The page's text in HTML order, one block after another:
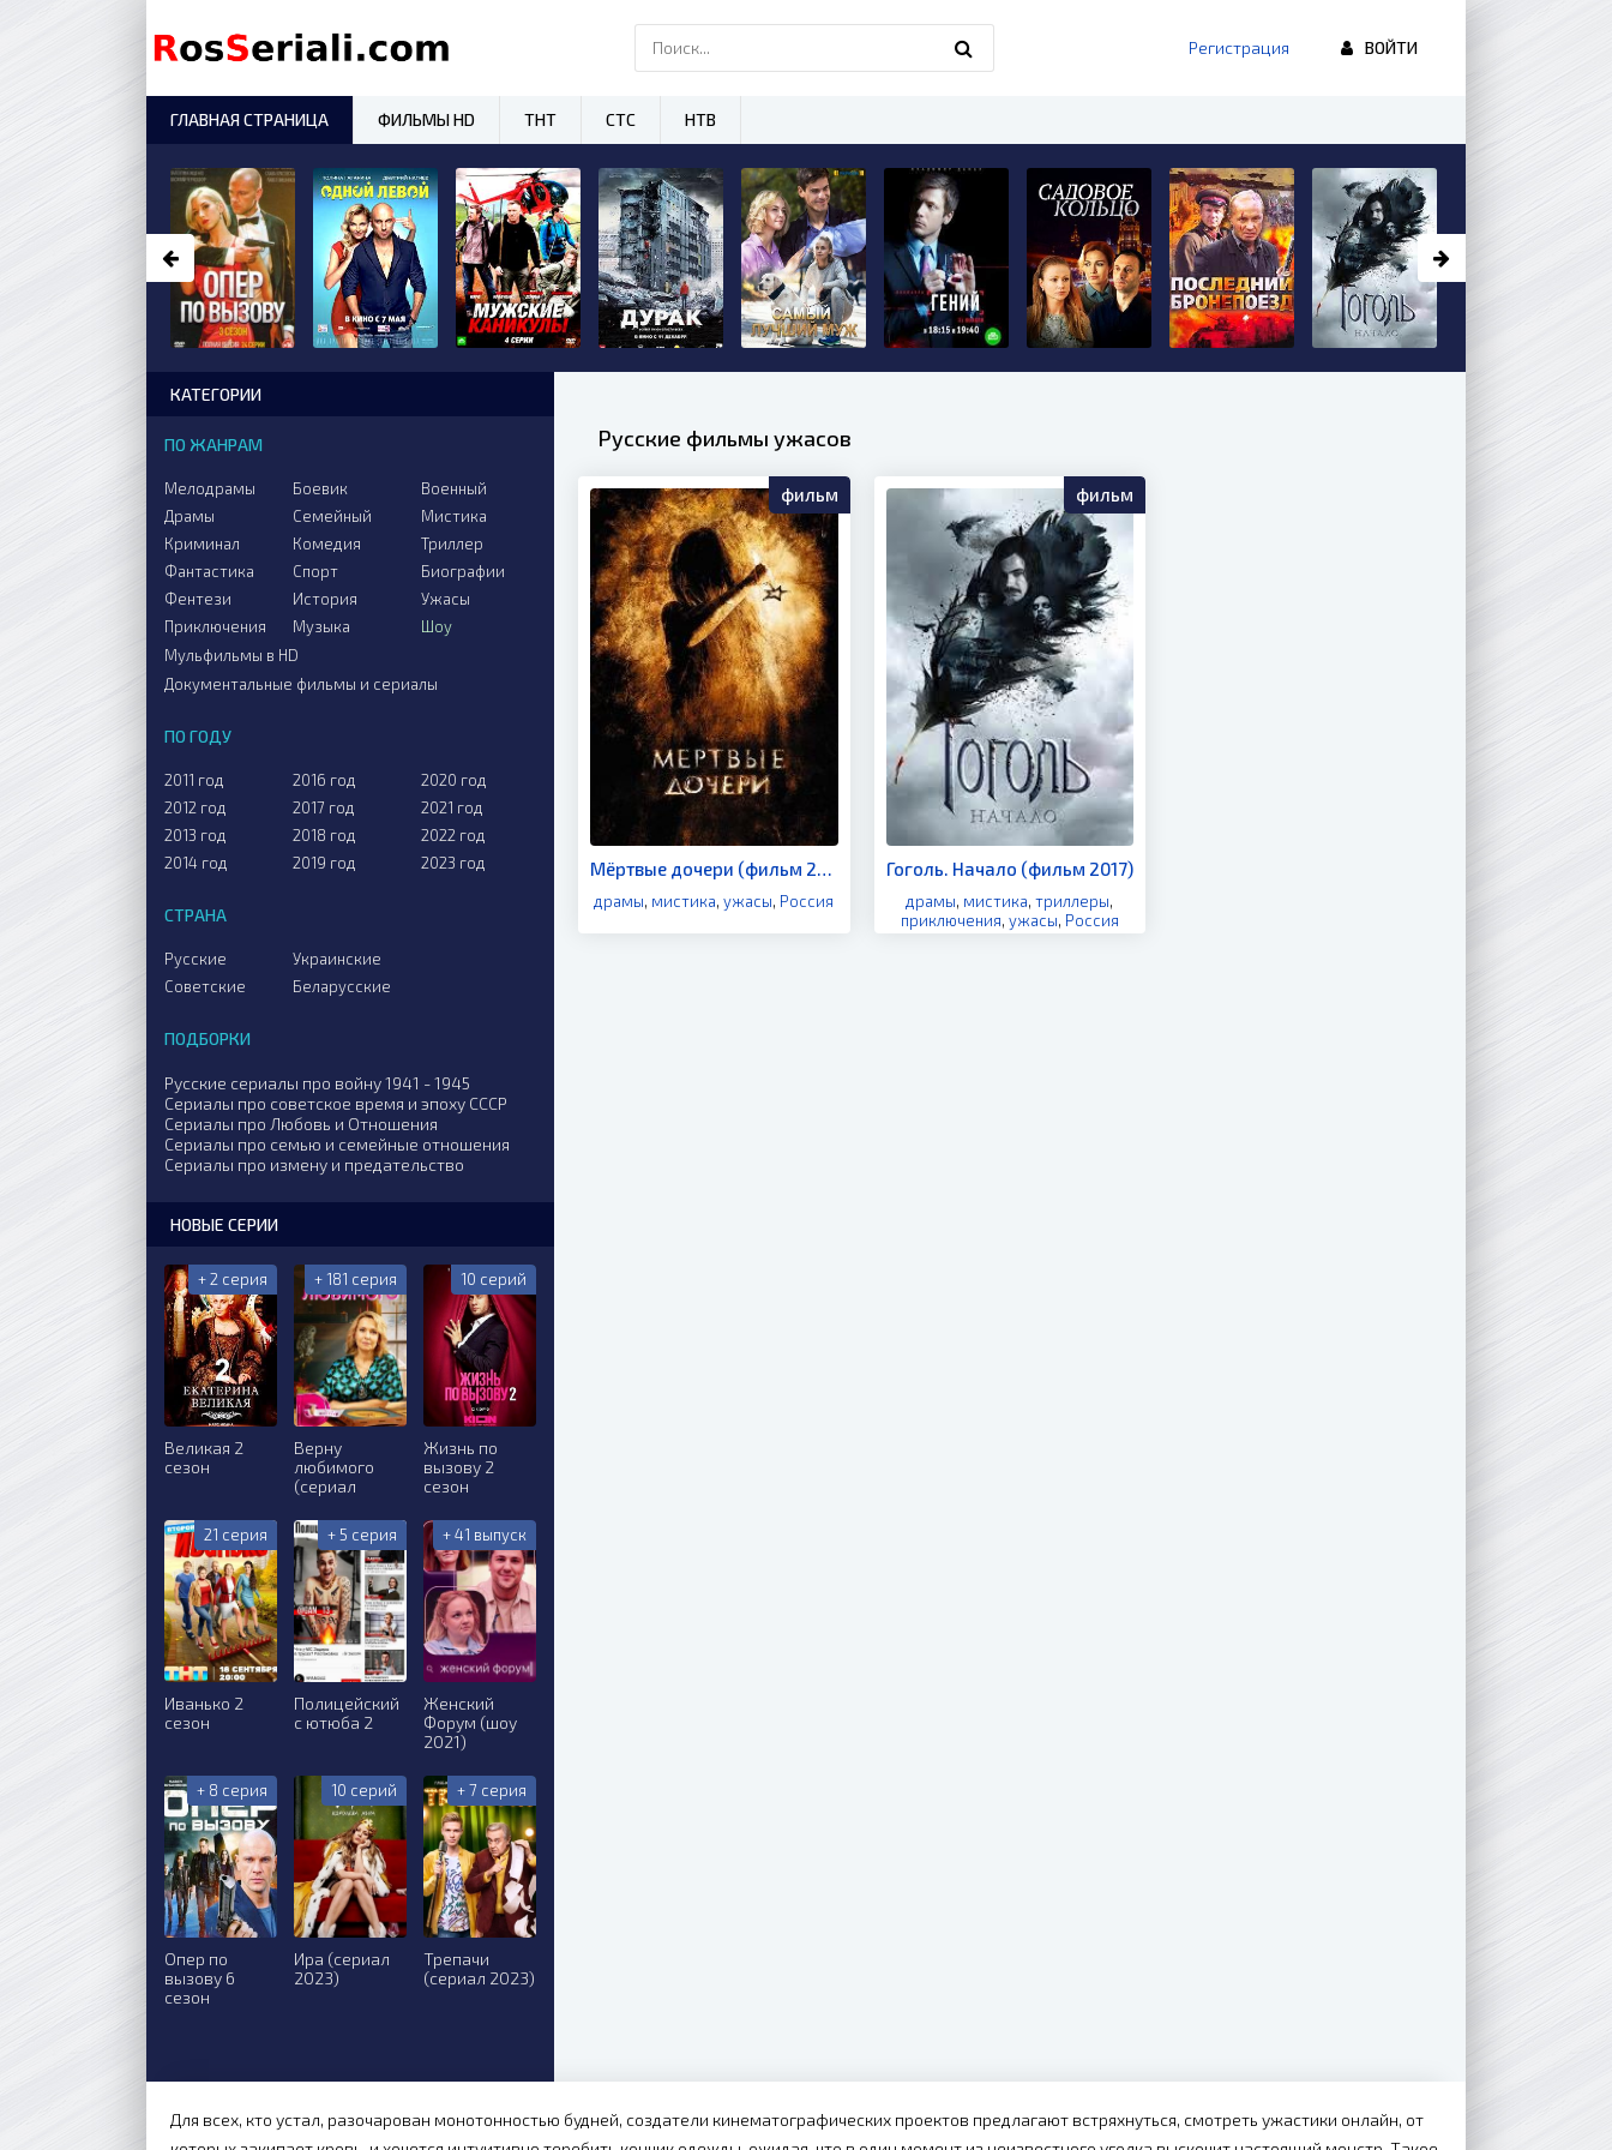
Русские фильмы ужасов
фильм
драмы, мистика,ужасы, Россия
фильм
Гоголь. Начало (фильм 2017)
драмы, мистика,триллеры,
приключения, ужасы, Россия
КАТЕГОРИИ
ПО ЖАНРАМ
Мелодрамы
Драмы
Криминал
Боевик
Семейный
Комедия
Военный
Мистика
Триллер
Фантастика
Фентези
Приключения
Спорт
История
Музыка
Биографии
Ужасы
Шоу
Мульфильмы в HD
Документальные фильмы и сериалы
ПО ГОДУ
2011 год
2012 год
2013 год
2014 год
2016 год
2017 год
2018 год
2019 год
2020 год
2021 год
2022 год
2023 год
СТРАНА
Русские
Советские
Украинские
Беларусские
ПОДБОРКИ
Русские сериалы про войну 1941 - 1945
Сериалы про советское время и эпоху СССР
Сериалы про Любовь и Отношения
Сериалы про семью и семейные отношения
Сериалы про измену и предательство
НОВЫЕ СЕРИИ
+ 2 серия
Великая 2
сезон
+ 181 серия
Верну
любимого
(сериал
10 серий
Жизнь по
вызову 2
сезон
21 серия
Иванько 2
сезон
+ 5 серия
Полицейский
с ютюба 2
+ 41 выпуск
Женский
Форум (шоу
2021)
+ 8 серия
Опер по
вызову 6
сезон
10 серий
Ира (сериал
2023)
+ 7 серия
Трепачи
(сериал 2023)
Регистрация ВОЙТИ
ГЛАВНАЯ СТРАНИЦА ФИЛЬМЫ HD ТНТ СТС НТВ
Для всех, кто устал, разочарован монотонностью будней, создатели кинематографических проектов предлагают встряхнуться, смотреть ужастики онлайн, от